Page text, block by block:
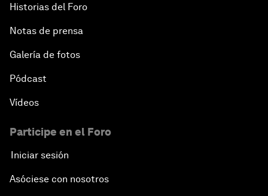
Historias del Foro
Notas de prensa
Galería de fotos
Pódcast
Vídeos
Participe en el Foro
Iniciar sesión
Asóciese con nosotros